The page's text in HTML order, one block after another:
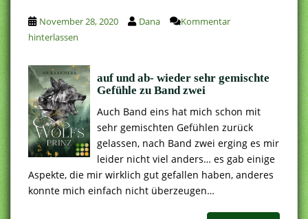
November 28, 2020 Dana
Kommentar
hinterlassen
auf und ab- wieder sehr gemischte
Gefühle zu Band zwei
Auch Band eins hat mich schon mit
sehr gemischten Gefühlen zurück
gelassen, nach Band zwei erging es mir
leider nicht viel anders… es gab einige
Aspekte, die mir wirklich gut gefallen haben, anderes
konnte mich einfach nicht überzeugen…